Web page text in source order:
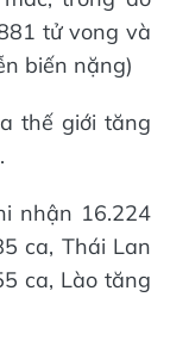
tử vong và
biến nặng)
thế giới tăng
nhận 16.224
ca, Thái Lan
ca, Lào tăng